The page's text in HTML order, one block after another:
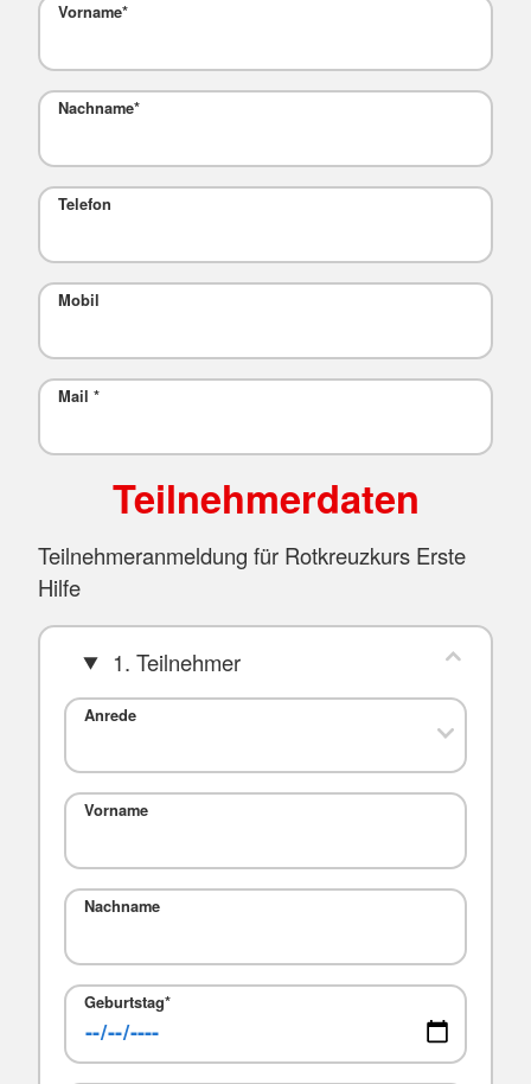
Vorname*
Nachname*
Telefon
Mobil
Mail *
Teilnehmerdaten
Teilnehmeranmeldung für Rotkreuzkurs Erste
Hilfe
1. Teilnehmer
Anrede
Vorname
Nachname
Geburtstag*